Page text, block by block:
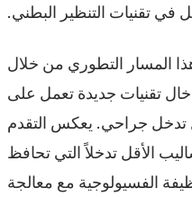
في تقنيات التنظير البطني.
سيستمر هذا المسار التطوري من خلال
تقنيات جديدة تعمل على
تدخل جراحي. يعكس التقدم
الأقل تدخلاً التي تحافظ
الفسيولوجية مع معالجة